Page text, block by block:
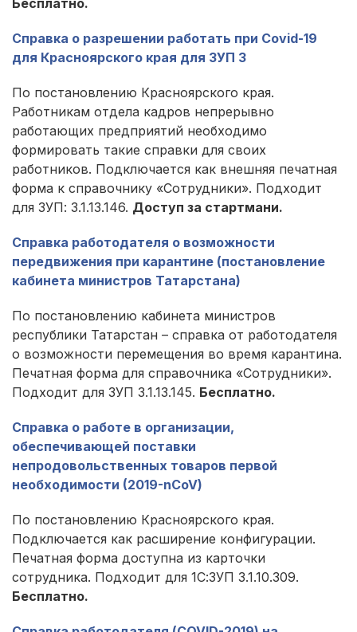
Бесплатно.
Справка о разрешении работать при Covid-19
для Красноярского края для ЗУП 3
По постановлению Красноярского края.
Работникам отдела кадров непрерывно
работающих предприятий необходимо
формировать такие справки для своих
работников. Подключается как внешняя печатная
форма к справочнику «Сотрудники». Подходит
для ЗУП: 3.1.13.146. Доступ за стартмани.
Справка работодателя о возможности
передвижения при карантине (постановление
кабинета министров Татарстана)
По постановлению кабинета министров
республики Татарстан – справка от работодателя
о возможности перемещения во время карантина.
Печатная форма для справочника «Сотрудники».
Подходит для ЗУП 3.1.13.145. Бесплатно.
Справка о работе в организации,
обеспечивающей поставки
непродовольственных товаров первой
необходимости (2019-nCoV)
По постановлению Красноярского края.
Подключается как расширение конфигурации.
Печатная форма доступна из карточки
сотрудника. Подходит для 1С:ЗУП 3.1.10.309.
Бесплатно.